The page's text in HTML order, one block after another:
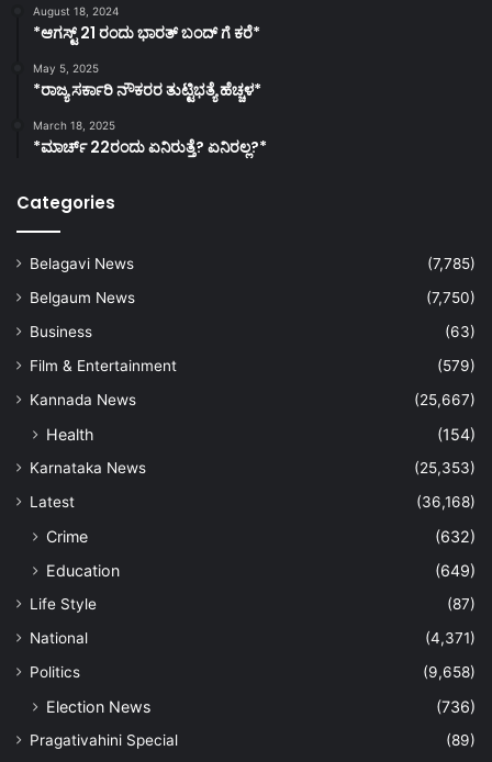
August 18, 2024
*ಆಗಸ್ಟ್ 21 ರಂದು ಭಾರತ್‌ ಬಂದ್‌ ಗೆ ಕರೆ*
May 5, 2025
*ರಾಜ್ಯ ಸರ್ಕಾರಿ ನೌಕರರ ತುಟ್ಟಿಭತ್ಯೆ ಹೆಚ್ಚಳ*
March 18, 2025
*ಮಾರ್ಚ್ 22ರಂದು ಏನಿರುತ್ತೆ? ಏನಿರಲ್ಲ?*
Categories
Belagavi News
(7,785)
Belgaum News
(7,750)
Business
(63)
Film & Entertainment
(579)
Kannada News
(25,667)
Health (154)
Karnataka News
(25,353)
Latest
(36,168)
Crime
(632)
Education
(649)
Life Style
(87)
National
(4,371)
Politics
(9,658)
Election News (736)
Pragativahini Special
(89)